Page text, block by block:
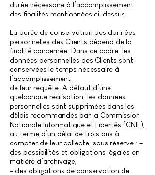
durée nécessaire à l’accomplissement
des finalités mentionnées ci-dessus.
La durée de conservation des données
personnelles des Clients dépend de la
finalité concernée. Dans ce cadre, les
données personnelles des Clients sont
conservées le temps nécessaire à
l’accomplissement
de leur requête. A défaut d’une
quelconque réalisation, les données
personnelles sont supprimées dans les
délais recommandés par la Commission
Nationale Informatique et Libertés (CNIL),
au terme d’un délai de trois ans à
compter de leur collecte, sous réserve : –
des possibilités et obligations légales en
matière d’archivage,
– des obligations de conservation de